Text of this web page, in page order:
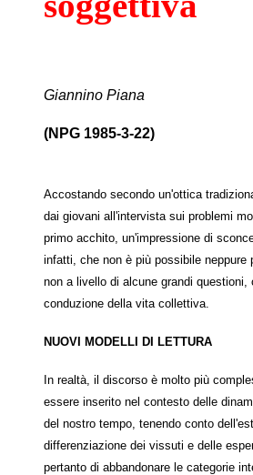
Giannino Piana
(NPG 1985-3-22)
Accostando secondo un'ottica
dai giovani all'intervista sui problemi
primo acchito, un'impressione di
infatti, che non è più possibile neppure
non a livello di alcune grandi questioni,
conduzione della vita collettiva.
NUOVI MODELLI DI LETTURA
In realtà, il discorso è molto più
essere inserito nel contesto delle
del nostro tempo, tenendo conto
differenziazione dei vissuti e delle
pertanto di abbandonare le categorie